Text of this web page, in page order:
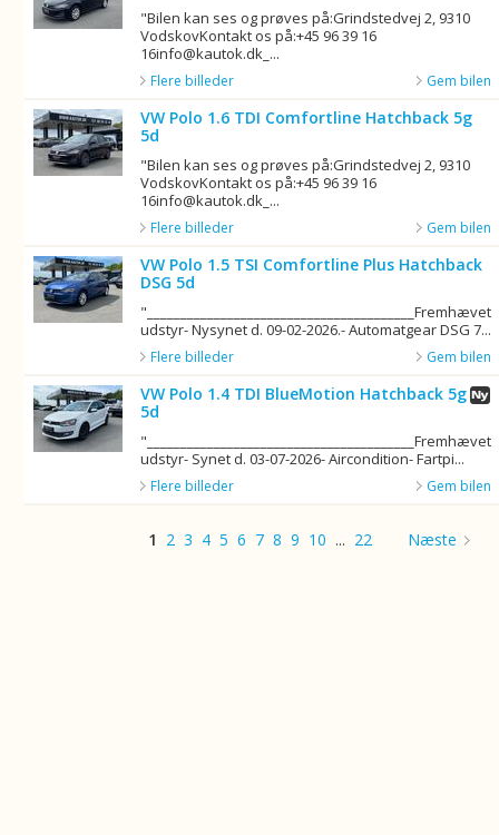
"Bilen kan ses og prøves på:Grindstedvej 2, 9310
VodskovKontakt os på:+45 96 39 16
16info@kautok.dk_...
Gem bilen
Flere billeder
VW Polo 1.6 TDI Comfortline Hatchback 5g
5d
"Bilen kan ses og prøves på:Grindstedvej 2, 9310
VodskovKontakt os på:+45 96 39 16
16info@kautok.dk_...
Gem bilen
Flere billeder
VW Polo 1.5 TSI Comfortline Plus Hatchback
DSG 5d
"________________________________________Fremhævet
udstyr- Nysynet d. 09-02-2026.- Automatgear DSG 7...
Gem bilen
Flere billeder
VW Polo 1.4 TDI BlueMotion Hatchback 5g
5d
"________________________________________Fremhævet
udstyr- Synet d. 03-07-2026- Aircondition- Fartpi...
Gem bilen
Flere billeder
1 2 3 4 5 6 7 8 9 10 ... 22 Næste